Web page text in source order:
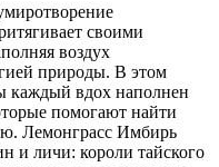
своими
воздух
природы. В этом
каждый вдох наполнен
помогают найти
Лемонграсс Имбирь
и личи: короли тайского